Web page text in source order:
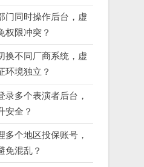
门同时操作后台，虚
权限冲突？
换不同厂商系统，虚
环境独立？
录多个表演者后台，
安全？
多个地区投保账号，
免混乱？